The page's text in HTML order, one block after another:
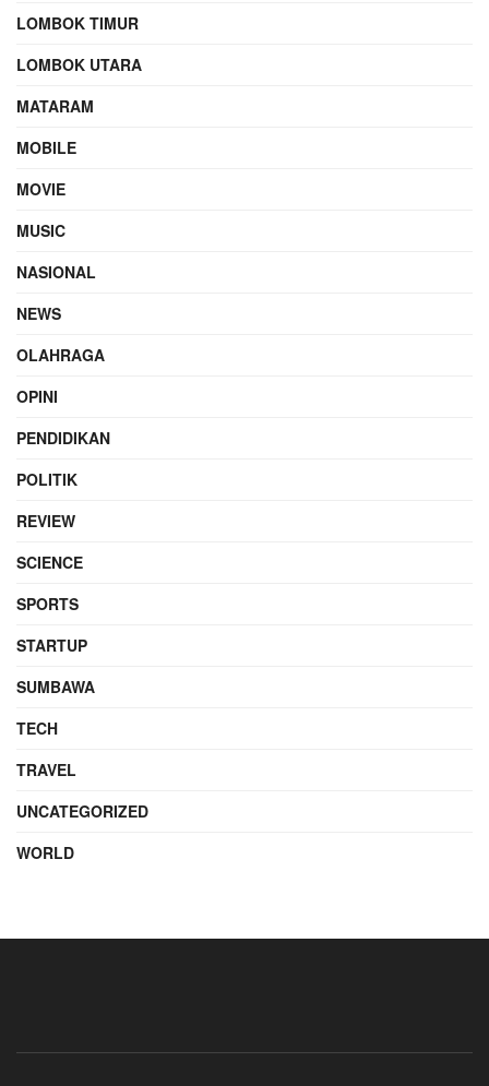
LOMBOK TIMUR
LOMBOK UTARA
MATARAM
MOBILE
MOVIE
MUSIC
NASIONAL
NEWS
OLAHRAGA
OPINI
PENDIDIKAN
POLITIK
REVIEW
SCIENCE
SPORTS
STARTUP
SUMBAWA
TECH
TRAVEL
UNCATEGORIZED
WORLD